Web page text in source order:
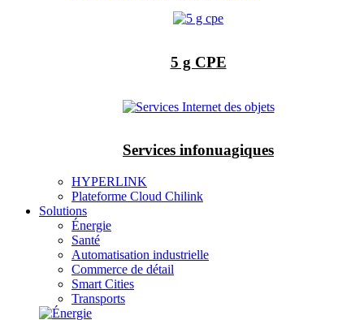
5 g CPE
Services infonuagiques
HYPERLINK
Plateforme Cloud Chilink
Solutions
Énergie
Santé
Automatisation industrielle
Commerce de détail
Smart Cities
Transports